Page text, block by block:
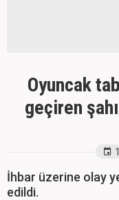
Oyuncak
geçiren
İhbar üzerine olay
edildi.